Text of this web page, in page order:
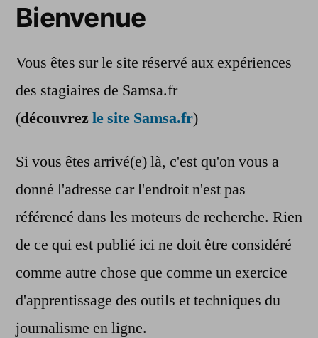
Bienvenue
Vous êtes sur le site réservé aux expériences
des stagiaires de Samsa.fr
(découvrezle site Samsa.fr)
Si vous êtes arrivé(e) là, c'est qu'on vous a
donné l'adresse car l'endroit n'est pas
référencé dans les moteurs de recherche. Rien
de ce qui est publié ici ne doit être considéré
comme autre chose que comme un exercice
d'apprentissage des outils et techniques du
journalisme en ligne.